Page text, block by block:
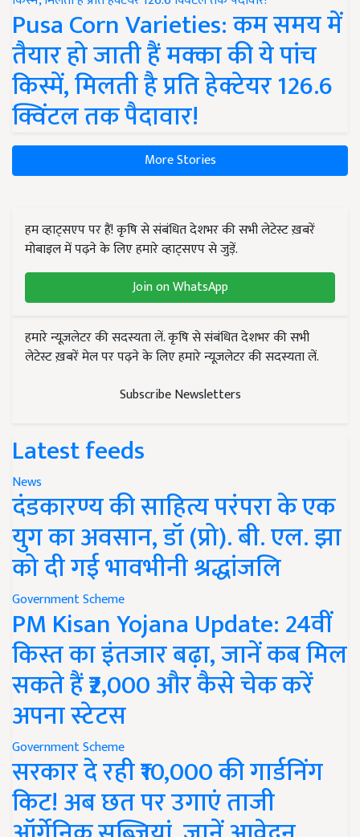
Pusa Corn Varieties: कम समय में
तैयार हो जाती हैं मक्का की ये पांच
किस्में, मिलती है प्रति हेक्टेयर 126.6
क्विंटल तक पैदावार!
More Stories
हम व्हाट्सएप पर हैं! कृषि से संबंधित देशभर की सभी लेटेस्ट ख़बरें
मोबाइल में पढ़ने के लिए हमारे व्हाट्सएप से जुड़ें.
Join on WhatsApp
हमारे न्यूज़लेटर की सदस्यता लें. कृषि से संबंधित देशभर की सभी
लेटेस्ट ख़बरें मेल पर पढ़ने के लिए हमारे न्यूज़लेटर की सदस्यता लें.
Subscribe Newsletters
Latest feeds
News
दंडकारण्य की साहित्य परंपरा के एक
युग का अवसान, डॉ (प्रो). बी. एल. झा
को दी गई भावभीनी श्रद्धांजलि
Government Scheme
PM Kisan Yojana Update: 24वीं
किस्त का इंतजार बढ़ा, जानें कब मिल
सकते हैं ₹2,000 और कैसे चेक करें
अपना स्टेटस
Government Scheme
सरकार दे रही ₹10,000 की गार्डनिंग
किट! अब छत पर उगाएं ताजी